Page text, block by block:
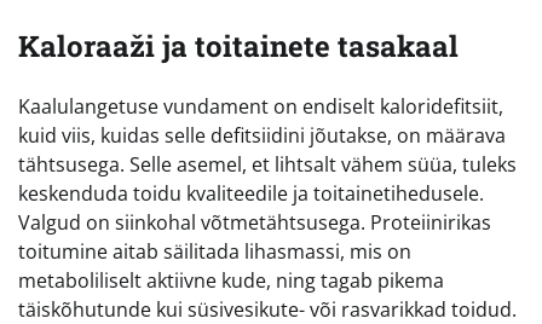
Kaloraaži ja toitainete tasakaal
Kaalulangetuse vundament on endiselt kaloridefitsiit,
kuid viis, kuidas selle defitsiidini jõutakse, on määrava
tähtsusega. Selle asemel, et lihtsalt vähem süüa, tuleks
keskenduda toidu kvaliteedile ja toitainetihedusele.
Valgud on siinkohal võtmetähtsusega. Proteiinirikas
toitumine aitab säilitada lihasmassi, mis on
metaboliliselt aktiivne kude, ning tagab pikema
täiskõhutunde kui süsivesikute- või rasvarikkad toidud.